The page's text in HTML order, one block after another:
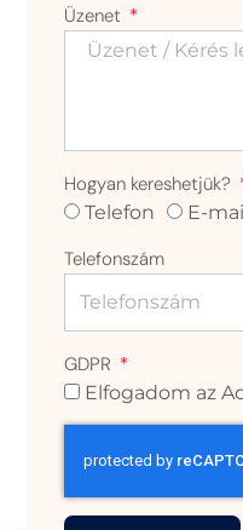
Üzenet
Hogyan kereshetjük?
Telefon E-
Telefonszám
GDPR
Elfogadom az